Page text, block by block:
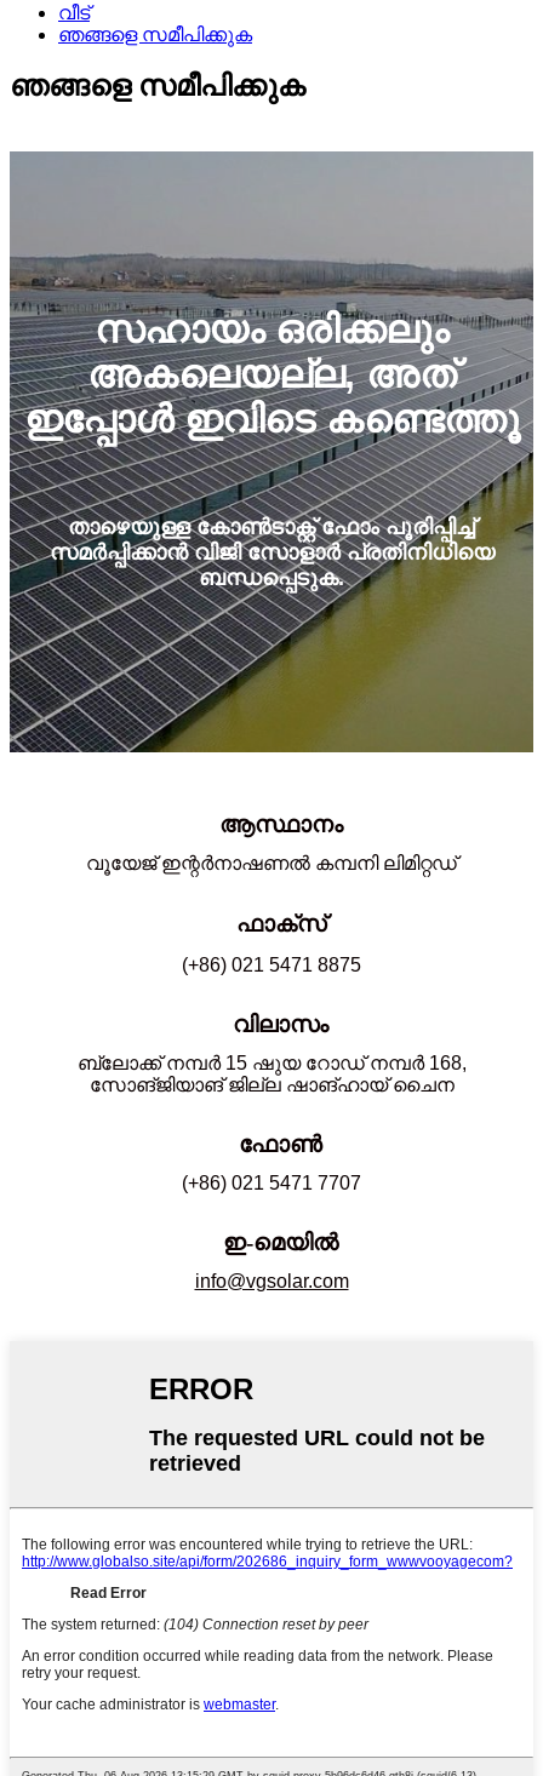
വീട്
ഞങ്ങളെ സമീപിക്കുക
ഞങ്ങളെ സമീപിക്കുക
സഹായം ഒരിക്കലും
അകലെയല്ല, അത്
ഇപ്പോൾ ഇവിടെ കണ്ടെത്തൂ
താഴെയുള്ള കോൺടാക്റ്റ് ഫോം പൂരിപ്പിച്ച്
സമർപ്പിക്കാൻ വിജി സോളാർ പ്രതിനിധിയെ
ബന്ധപ്പെടുക.
ആസ്ഥാനം
വൂയേജ് ഇന്റർനാഷണൽ കമ്പനി ലിമിറ്റഡ്
ഫാക്സ്
(+86) 021 5471 8875
വിലാസം
ബ്ലോക്ക് നമ്പർ 15 ഷുയ റോഡ് നമ്പർ 168,
സോങ്ജിയാങ് ജില്ല ഷാങ്ഹായ് ചൈന
ഫോൺ
(+86) 021 5471 7707
ഇ-മെയിൽ
info@vgsolar.com